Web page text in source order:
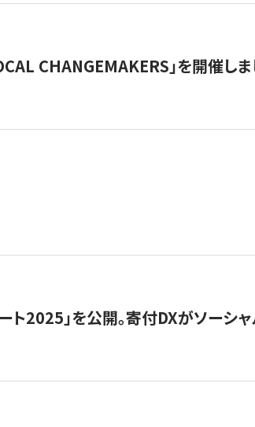
CHANGEMAKERS」を開催しま
ト2025」を公開。寄付DXがソーシ